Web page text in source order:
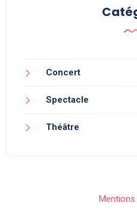
Concert
Spectacle
Théâtre
Mentions